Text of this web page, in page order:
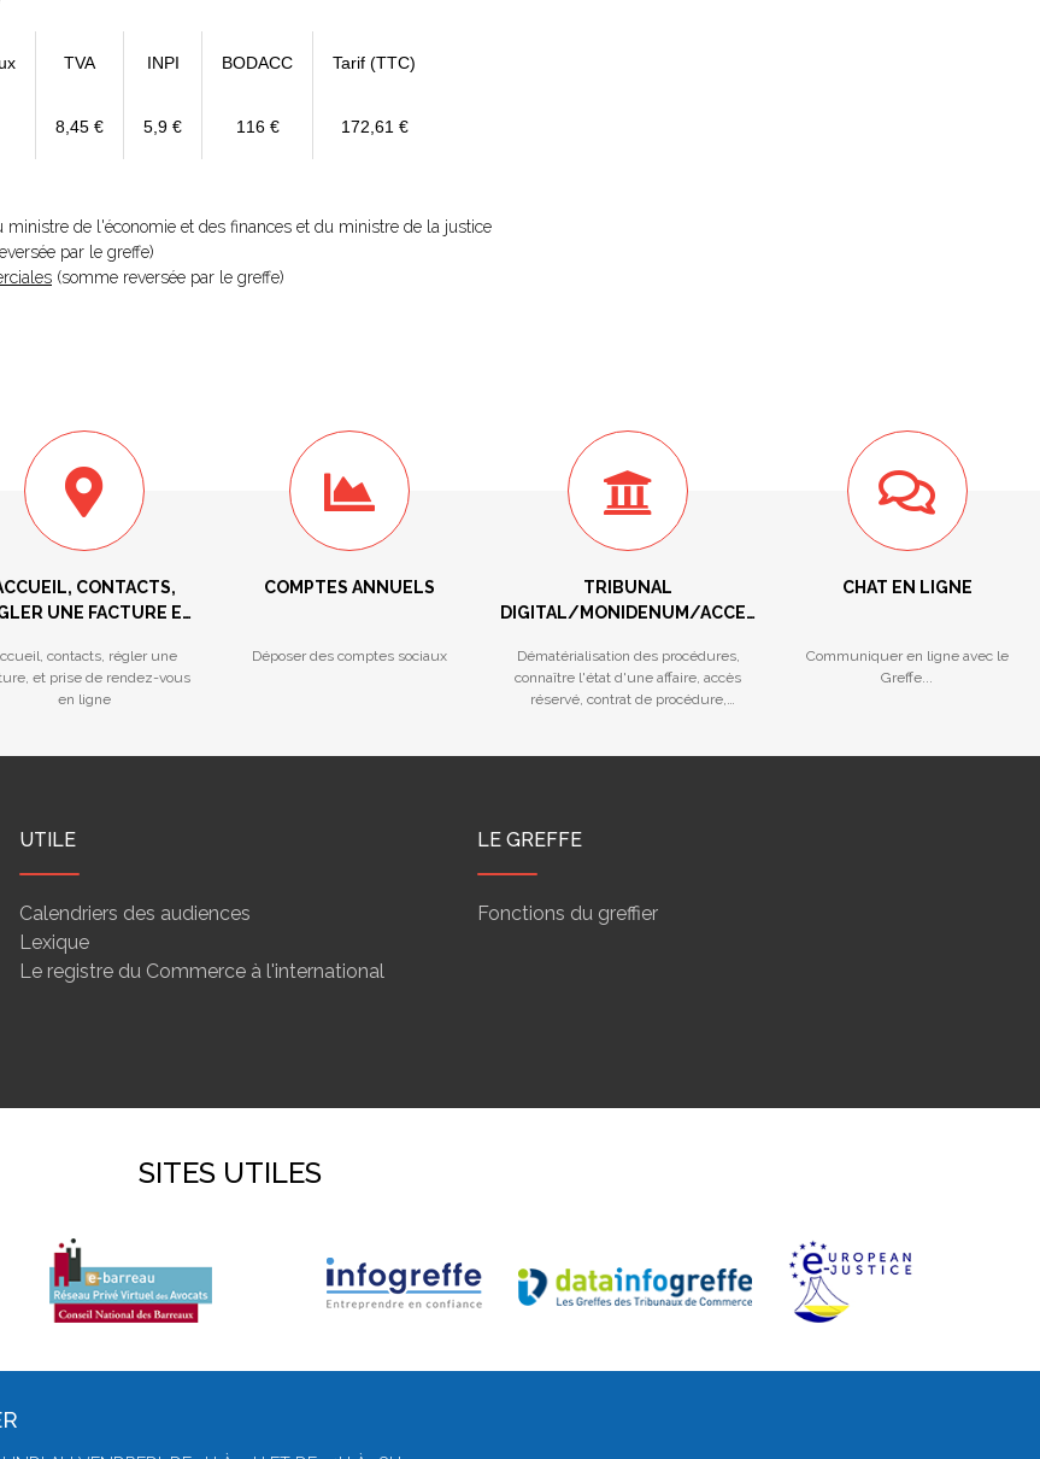
TVA INPI BODACC Tarif (TTC)
8,45 € 5,9 € 116 € 172,61 €
ministre de l'économie et des finances et du ministre de la justice
par le greffe)
(somme reversée par le greffe)
CONTACTS,
UNE FACTURE ET
contacts, régler une
et prise de rendez-vous
en ligne
COMPTES ANNUELS
Déposer des comptes sociaux
TRIBUNAL
DIGITAL/MONIDENUM/ACCES
Dématérialisation des procédures,
connaître l'état d'une affaire, accès
réservé, contrat de procédure,
CHAT EN LIGNE
Communiquer en ligne avec le
Greffe...
UTILE
Calendriers des audiences
Lexique
Le registre du Commerce à l'international
LE GREFFE
Fonctions du greffier
SITES UTILES